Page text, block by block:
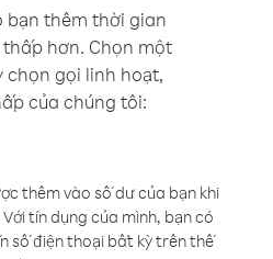
bạn thêm thời gian
hơn. Chọn một
chọn gọi linh hoạt,
của chúng tôi:
thêm vào số dư của bạn khi
tín dụng của mình, bạn có
số điện thoại bất kỳ trên thế